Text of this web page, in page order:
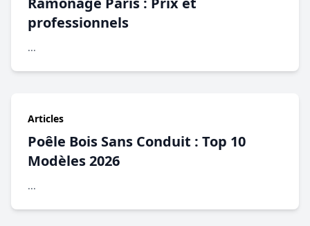
professionnels
...
Articles
Poêle Bois Sans Conduit : Top 10
Modèles 2026
...